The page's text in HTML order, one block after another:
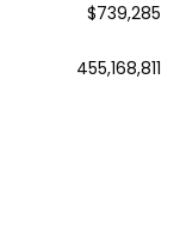
$739,285
455,168,811